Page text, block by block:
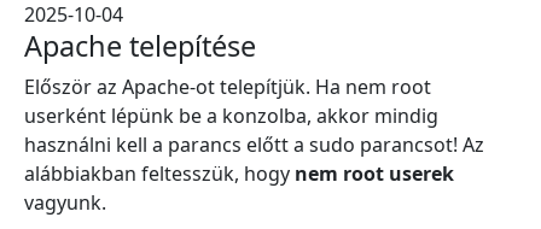
2025-10-04
Apache telepítése
Először az Apache-ot telepítjük. Ha nem root
userként lépünk be a konzolba, akkor mindig
használni kell a parancs előtt a sudo parancsot! Az
alábbiakban feltesszük, hogy nem root userek
vagyunk.